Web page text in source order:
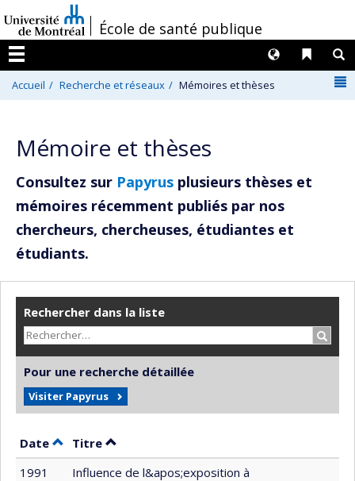
au
contenu
/École de santé publique
Menu
Liens
Langues
Accueil Recherche et réseaux Mémoires et thèses
Mémoire et thèses
Consultez sur Papyrus plusieurs thèses et
mémoires récemment publiés par nos
chercheurs, chercheuses, étudiantes et
étudiants.
Rechercher dans la liste
Pour une recherche détaillée
Visiter Papyrus
Date Trier par date en ordre décroissant
Titre Trier par titre en ordre décroissant
1991
Influence de l&apos;exposition à